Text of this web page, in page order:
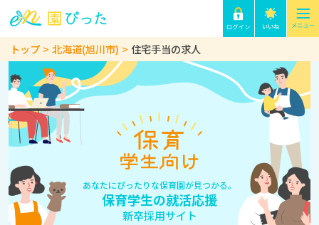
トップ 北海道(旭川市) 住宅手当の求人
あなたにぴったりな保育園が見つかる。
保育学生の就活応援
新卒採用サイト